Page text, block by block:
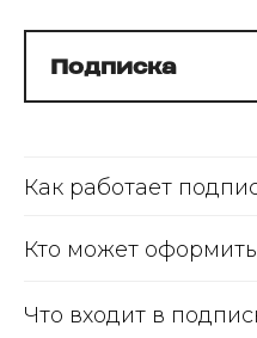
Как работает
Кто может
Что входит в